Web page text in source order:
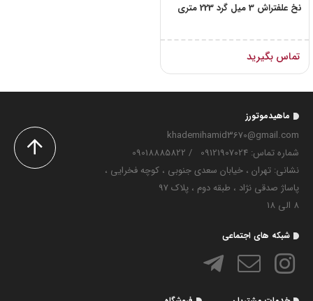
نخ علفتراش 3 میل گرد 223 متری
تماس بگیرید
ماهیدموتورز
khademihamid3670@gmail.com
شماره تماس‌: 09121907024
/
09018885822
نشانی: تهران ، خیابان سعدی جنوبی ، کوچه فخرایی ،
پاساژ صدقی نژاد ، طبقه دوم ، پلاک 97
8 الی 18
شبکه های اجتماعی